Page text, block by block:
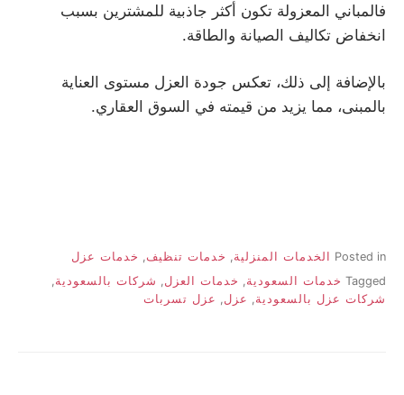
فالمباني المعزولة تكون أكثر جاذبية للمشترين بسبب
انخفاض تكاليف الصيانة والطاقة.
بالإضافة إلى ذلك، تعكس جودة العزل مستوى العناية
بالمبنى، مما يزيد من قيمته في السوق العقاري.
Posted in الخدمات المنزلية, خدمات تنظيف, خدمات عزل
Tagged خدمات السعودية خدمات العزل شركات بالسعودية
شركات عزل بالسعودية
عزل عزل تسربات